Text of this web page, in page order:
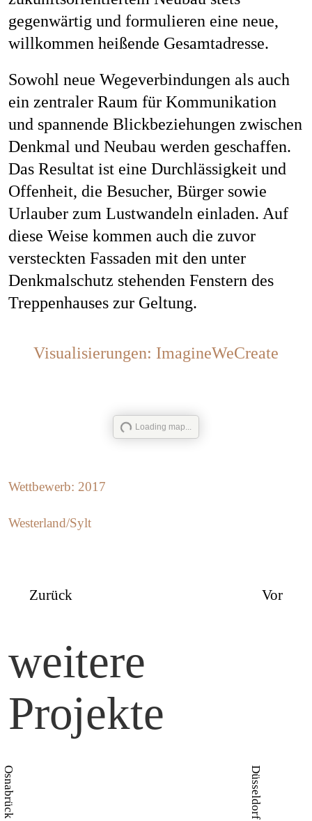
gegenwärtig und formulieren eine neue,
willkommen heißende Gesamtadresse.
Sowohl neue Wegeverbindungen als auch
ein zentraler Raum für Kommunikation
und spannende Blickbeziehungen zwischen
Denkmal und Neubau werden geschaffen.
Das Resultat ist eine Durchlässigkeit und
Offenheit, die Besucher, Bürger sowie
Urlauber zum Lustwandeln einladen. Auf
diese Weise kommen auch die zuvor
versteckten Fassaden mit den unter
Denkmalschutz stehenden Fenstern des
Treppenhauses zur Geltung.
Visualisierungen: ImagineWeCreate
Loading map...
Wettbewerb: 2017
Westerland/Sylt
Zurück Vor
weitere
Projekte
Osnabrück Düsseldorf